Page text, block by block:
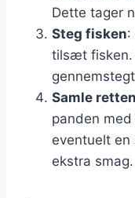
Dette tager
Steg fisken:
tilsæt fisken.
Samle retten
panden
eventuelt
ekstra smag.